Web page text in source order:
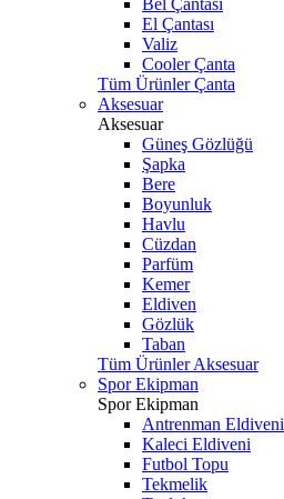
Bel Çantası
El Çantası
Valiz
Cooler Çanta
Tüm Ürünler Çanta
Aksesuar
Aksesuar
Güneş Gözlüğü
Şapka
Bere
Boyunluk
Havlu
Cüzdan
Parfüm
Kemer
Eldiven
Gözlük
Taban
Tüm Ürünler Aksesuar
Spor Ekipman
Spor Ekipman
Antrenman Eldiveni
Kaleci Eldiveni
Futbol Topu
Tekmelik